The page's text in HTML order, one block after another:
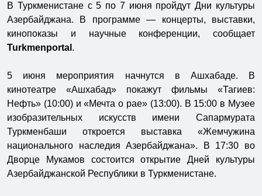
В Туркменистане с 5 по 7 июня пройдут Дни культуры
Азербайджана. В программе — концерты, выставки,
кинопоказы и научные конференции, сообщает
Turkmenportal .
5 июня мероприятия начнутся в Ашхабаде. В
кинотеатре «Ашхабад» покажут фильмы «Тагиев:
Нефть» (10:00) и «Мечта о рае» (13:00). В 15:00 в Музее
изобразительных искусств имени Сапармурата
Туркменбаши откроется выставка «Жемчужина
национального наследия Азербайджана». В 17:30 во
Дворце Мукамов состоится открытие Дней культуры
Азербайджанской Республики в Туркменистане.